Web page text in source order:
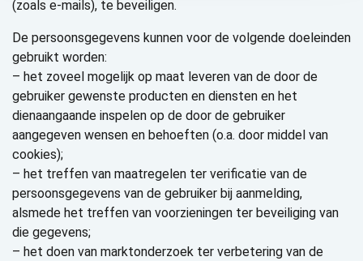
(zoals e-mails), te beveiligen.
De persoonsgegevens kunnen voor de volgende doeleinden
gebruikt worden:
– het zoveel mogelijk op maat leveren van de door de
gebruiker gewenste producten en diensten en het
dienaangaande inspelen op de door de gebruiker
aangegeven wensen en behoeften (o.a. door middel van
cookies);
– het treffen van maatregelen ter verificatie van de
persoonsgegevens van de gebruiker bij aanmelding,
alsmede het treffen van voorzieningen ter beveiliging van
die gegevens;
– het doen van marktonderzoek ter verbetering van de